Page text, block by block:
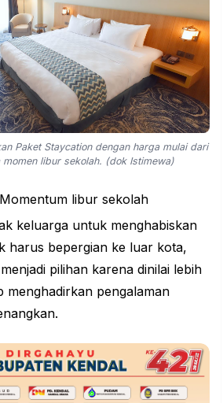
Paket Staycation dengan harga mulai dari
libur sekolah. (dok Istimewa)
Momentum libur sekolah
keluarga untuk menghabiskan
harus bepergian ke luar kota,
pilihan karena dinilai lebih
menghadirkan pengalaman